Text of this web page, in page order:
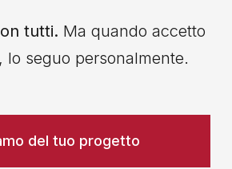
tutti. Ma quando accetto
lo seguo personalmente.
del tuo progetto